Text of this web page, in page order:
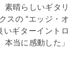
素晴らしいギタリ
スの “エッジ・オ
いギターイントロ
当に感動した」